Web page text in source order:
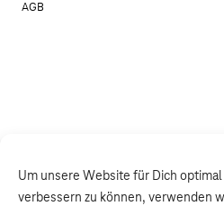
Um unsere Website für Dich
verbessern zu können, verwenden
AGB